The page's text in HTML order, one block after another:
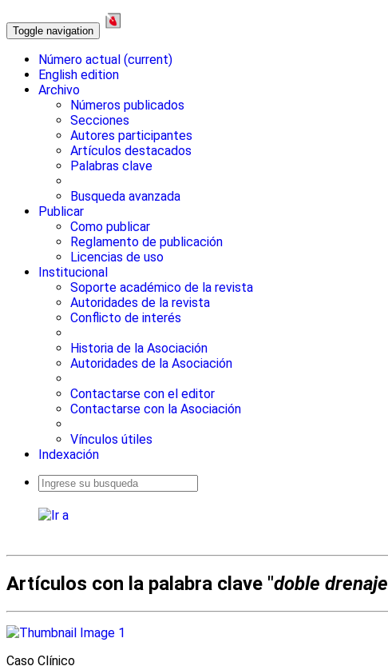
Toggle navigation
Número actual (current)
English edition
Archivo
Números publicados
Secciones
Autores participantes
Artículos destacados
Palabras clave
Busqueda avanzada
Publicar
Como publicar
Reglamento de publicación
Licencias de uso
Institucional
Soporte académico de la revista
Autoridades de la revista
Conflicto de interés
Historia de la Asociación
Autoridades de la Asociación
Contactarse con el editor
Contactarse con la Asociación
Vínculos útiles
Indexación
Artículos con la palabra clave "doble drenaje
Caso Clínico